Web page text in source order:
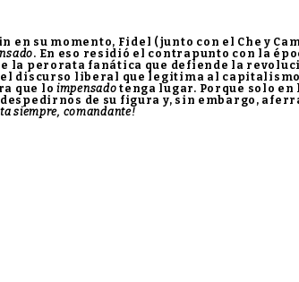
en su momento, Fidel (junto con el Che y
. En eso residió el contrapunto con la
la perorata fanática que defiende la
discurso liberal que legitima al
que lo impensadotenga lugar. Porque solo en
de su figura y, sin embargo,
siempre, comandante!